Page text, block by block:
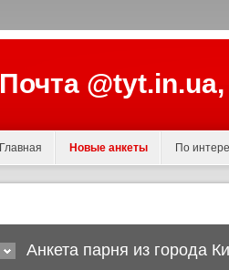
Почта
Главная Новые анкеты По
Анкета парня из города